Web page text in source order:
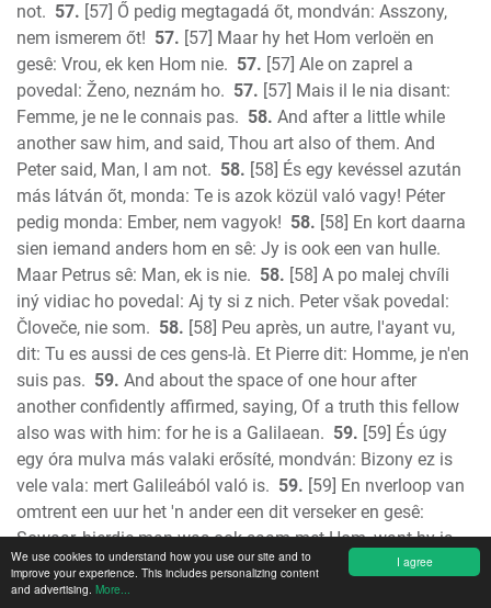
I agree
We use cookies to understand how you use our site and to
improve your experience. This includes personalizing content
and advertising. More...
not. 57. [57] Ő pedig megtagadá őt, mondván: Asszony,
nem ismerem őt! 57. [57] Maar hy het Hom verloën en
gesê: Vrou, ek ken Hom nie. 57. [57] Ale on zaprel a
povedal: Ženo, neznám ho. 57. [57] Mais il le nia disant:
Femme, je ne le connais pas. 58. And after a little while
another saw him, and said, Thou art also of them. And
Peter said, Man, I am not. 58. [58] És egy kevéssel azután
más látván őt, monda: Te is azok közül való vagy! Péter
pedig monda: Ember, nem vagyok! 58. [58] En kort daarna
sien iemand anders hom en sê: Jy is ook een van hulle.
Maar Petrus sê: Man, ek is nie. 58. [58] A po malej chvíli
iný vidiac ho povedal: Aj ty si z nich. Peter však povedal:
Človeče, nie som. 58. [58] Peu après, un autre, l'ayant vu,
dit: Tu es aussi de ces gens-là. Et Pierre dit: Homme, je n'en
suis pas. 59. And about the space of one hour after
another confidently affirmed, saying, Of a truth this fellow
also was with him: for he is a Galilaean. 59. [59] És úgy
egy óra mulva más valaki erősíté, mondván: Bizony ez is
vele vala: mert Galileából való is. 59. [59] En nverloop van
omtrent een uur het 'n ander een dit verseker en gesê:
Sowaar, hierdie man was ook saam met Hom, want hy is
ook 'n Galil,ër. 59.[59] A po čase tak asi jednej hodiny,
ktorýsi iný tvrdil a hovoril: Ba, je pravda, i tento bol s ním,